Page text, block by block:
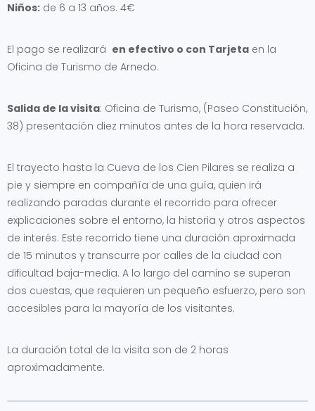
Niños: de 6 a 13 años. 4€
El pago se realizará en efectivo o con Tarjeta en la
Oficina de Turismo de Arnedo.
Salida de la visita: Oficina de Turismo, (Paseo Constitución,
38) presentación diez minutos antes de la hora reservada.
El trayecto hasta la Cueva de los Cien Pilares se realiza a
pie y siempre en compañía de una guía, quien irá
realizando paradas durante el recorrido para ofrecer
explicaciones sobre el entorno, la historia y otros aspectos
de interés. Este recorrido tiene una duración aproximada
de 15 minutos y transcurre por calles de la ciudad con
dificultad baja-media. A lo largo del camino se superan
dos cuestas, que requieren un pequeño esfuerzo, pero son
accesibles para la mayoría de los visitantes.
La duración total de la visita son de 2 horas
aproximadamente.